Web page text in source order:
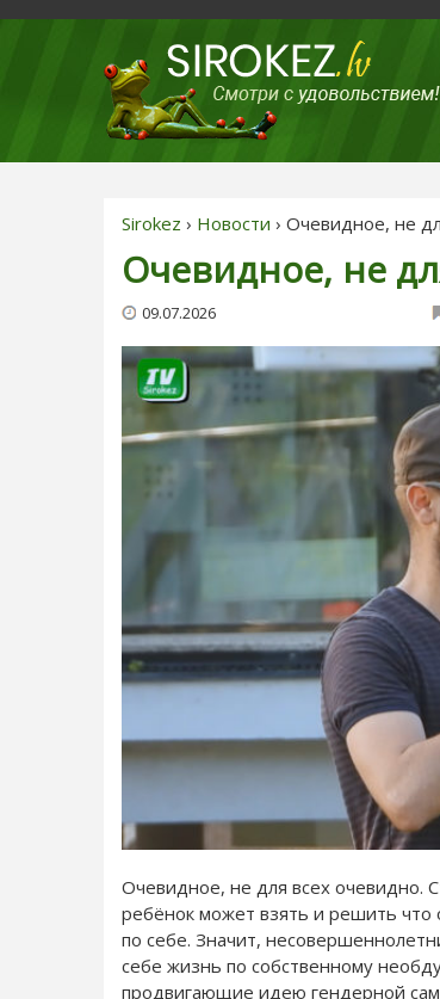
Sirokez › Новости › Очевидное, не
Очевидное, не
09.07.2026
Очевидное, не для всех очевидно.
ребёнок может взять и решить что
по себе. Значит,
себе жизнь по собственному
продвигающие идею гендерной